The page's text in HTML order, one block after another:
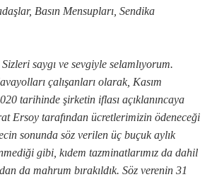
Basın Mensupları, Sendika
saygı ve sevgiyle selamlıyorum.
çalışanları olarak, Kasım
tarihinde şirketin iflası açıklanıncaya
Ersoy tarafından ücretlerimizin ödeneceği
sonunda söz verilen üç buçuk aylık
gibi, kıdem tazminatlarımız da dahil
da mahrum bırakıldık. Söz verenin 31